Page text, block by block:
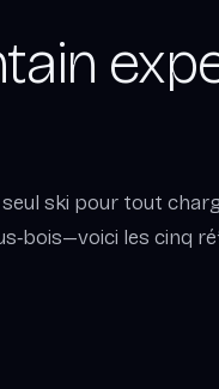
ski pour tout
les cinq